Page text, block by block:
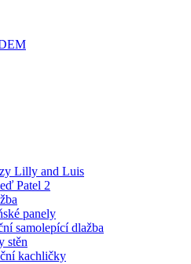
Lilly and Luis
Patel 2
panely
samolepící dlažba
stěn
kachličky